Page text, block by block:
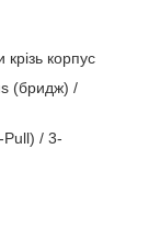
корпус
(бридж) /
Pull) / 3-